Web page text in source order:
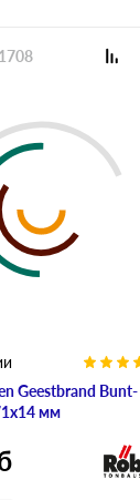
Geestbrand Bunt-
мм